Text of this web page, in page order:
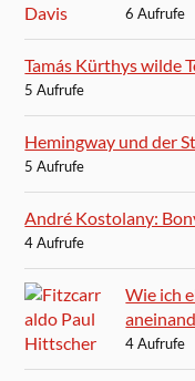
6 Aufrufe
Tamás Kürthys wilde
5 Aufrufe
Hemingway und der
5 Aufrufe
André Kostolany:
4 Aufrufe
Wie ich
4 Aufrufe